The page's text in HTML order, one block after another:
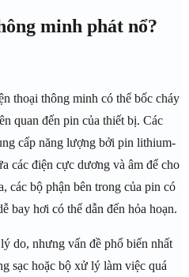
minh phát nổ?
thoại thông minh có thể bốc cháy
quan đến pin của thiết bị. Các
cấp năng lượng bởi pin lithium-
các điện cực dương và âm để cho
các bộ phận bên trong của pin có
bay hơi có thể dẫn đến hỏa hoạn.
do, nhưng vấn đề phổ biến nhất
sạc hoặc bộ xử lý làm việc quá